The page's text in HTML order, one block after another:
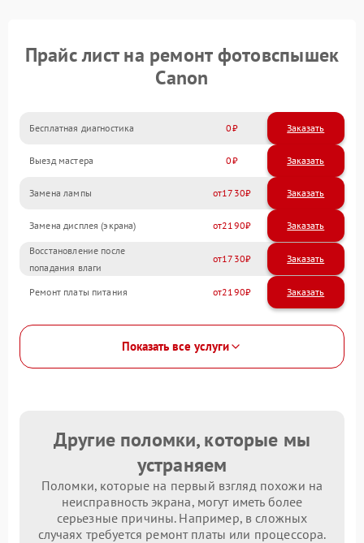
Прайс лист на ремонт фотовспышек
Canon
Бесплатная диагностика 0 Заказать
Выезд мастера 0 Заказать
Замена лампы 1730
Замена дисплея (экрана) 2190
Восстановление после
попадания влаги
1730
Ремонт платы питания 2190
Показать все услуги
Другие поломки, которые мы
устраняем
Поломки, которые на первый взгляд похожи на
неисправность экрана, могут иметь более
серьезные причины. Например, в сложных
случаях требуется ремонт платы или процессора.